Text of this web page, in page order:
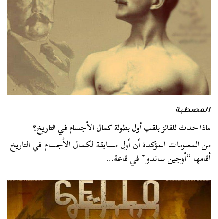
المصطبة
ماذا حدث للفائز بلقب أول بطولة كمال الأجسام في التاريخ؟
من المعلومات المؤكدة أن أول مسابقة لكمال الأجسام في التاريخ
أقامها “أوجين ساندو” في قاعة…